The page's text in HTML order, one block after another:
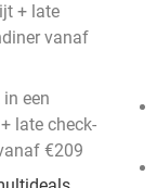
+ late
vanaf
een
late check-
€209